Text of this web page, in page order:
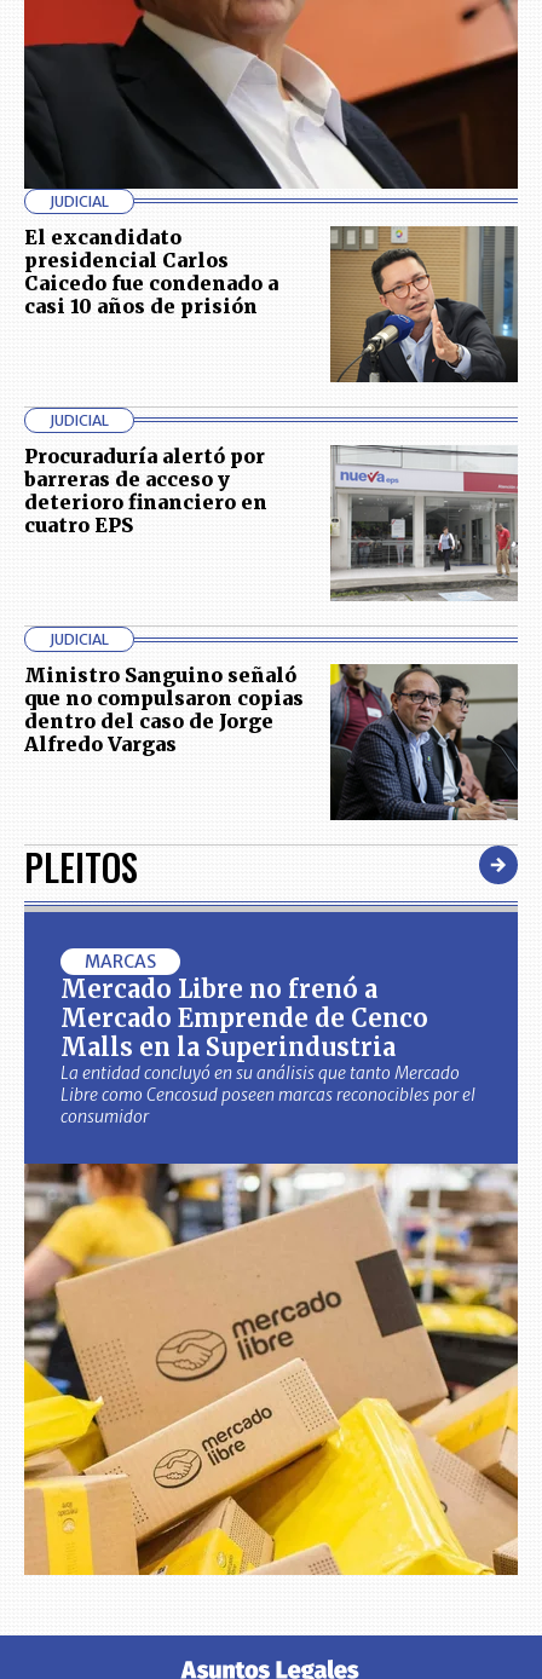
JUDICIAL
El excandidato
presidencial Carlos
Caicedo fue condenado a
casi 10 años de prisión
JUDICIAL
Procuraduría alertó por
barreras de acceso y
deterioro financiero en
cuatro EPS
JUDICIAL
Ministro Sanguino señaló
que no compulsaron copias
dentro del caso de Jorge
Alfredo Vargas
PLEITOS
MARCAS
Mercado Libre no frenó a
Mercado Emprende de Cenco
Malls en la Superindustria
La entidad concluyó en su análisis que tanto Mercado
Libre como Cencosud poseen marcas reconocibles por el
consumidor